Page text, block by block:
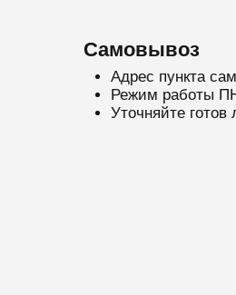
Самовывоз
Адрес пункта
Режим работы
Уточняйте